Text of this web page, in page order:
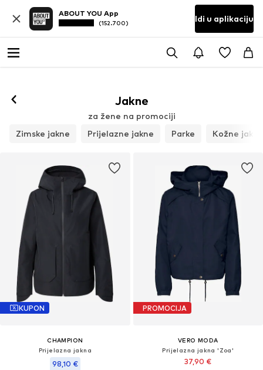
ABOUT YOU App
(152.700) Idi u aplikaciju
Jakne
za žene na promociji
Zimske jakne
Prijelazne jakne Parke Kožne jakne
KUPON
CHAMPION
Prijelazna jakna
98,10 €
PROMOCIJA
VERO MODA
Prijelazna jakna 'Zoa'
37,90 €